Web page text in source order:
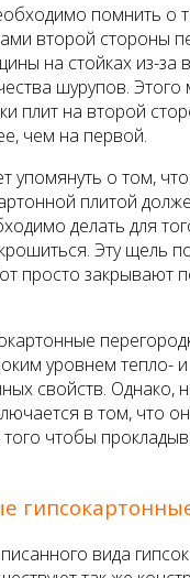
помнить о
второй стороны
на стойках из-за
шурупов.
плит на второй
чем на первой.
упомянуть о том,
плитой
делать для
Эту щель
просто закрывают
уровнем тепло- и
свойств. Однако,
в том, что
чтобы
вида